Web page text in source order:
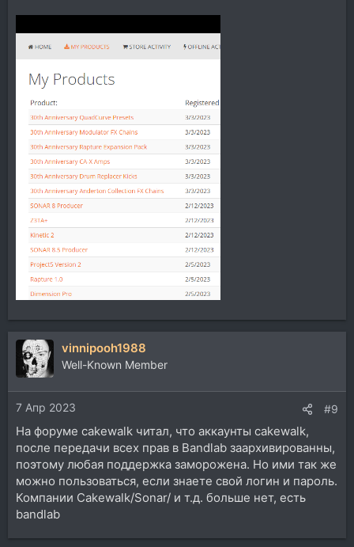
vinnipooh1988
Well-Known Member
7 Апр 2023 #9
На форуме cakewalk читал, что аккаунты cakewalk,
после передачи всех прав в Bandlab заархивированны,
поэтому любая поддержка заморожена. Но ими так же
можно пользоваться, если знаете свой логин и пароль.
Компании Cakewalk/Sonar/ и т.д. больше нет, есть
bandlab